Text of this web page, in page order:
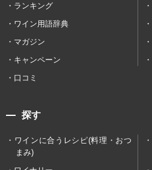
ランキング
ワイン用語辞典
マガジン
キャンペーン
口コミ
探す
ワインに合うレシピ(料理・おつ
まみ)